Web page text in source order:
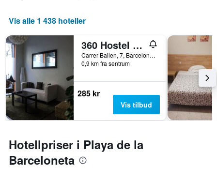
Vis alle 1 438 hoteller
360 Hostel Centro
Carrer Bailen, 7, Barcelona, Spania
0,9 km fra sentrum
285 kr
Vis tilbud
Hotellpriser i Playa de la
Barceloneta